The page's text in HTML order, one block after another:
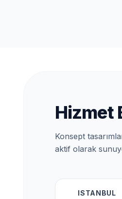
Hizmet
Konsept
aktif olarak
ISTANBUL